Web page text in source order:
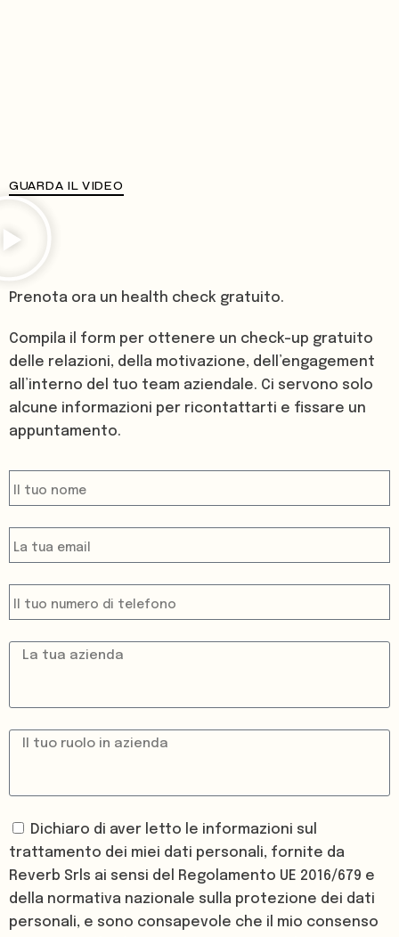
GUARDA IL VIDEO
Prenota ora un health check gratuito.
Compila il form per ottenere un check-up gratuito
delle relazioni, della motivazione, dell’engagement
all’interno del tuo team aziendale. Ci servono solo
alcune informazioni per ricontattarti e fissare un
appuntamento.
Dichiaro di aver letto le informazioni sul
trattamento dei miei dati personali, fornite da
Reverb Srls ai sensi del Regolamento UE 2016/679 e
della normativa nazionale sulla protezione dei dati
personali, e sono consapevole che il mio consenso